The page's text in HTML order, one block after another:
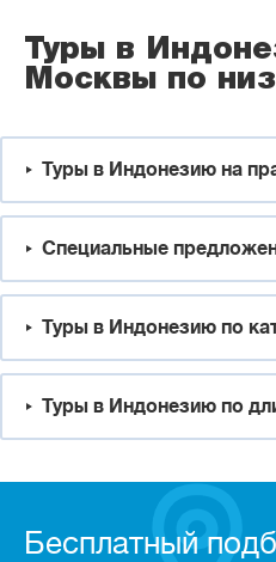
Туры в
Москвы по
Туры в Индонезию на
Специальные
Туры в Индонезию по
Туры в Индонезию по
Бесплатный